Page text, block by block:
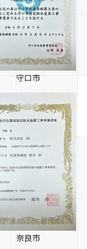
守口市
奈良市